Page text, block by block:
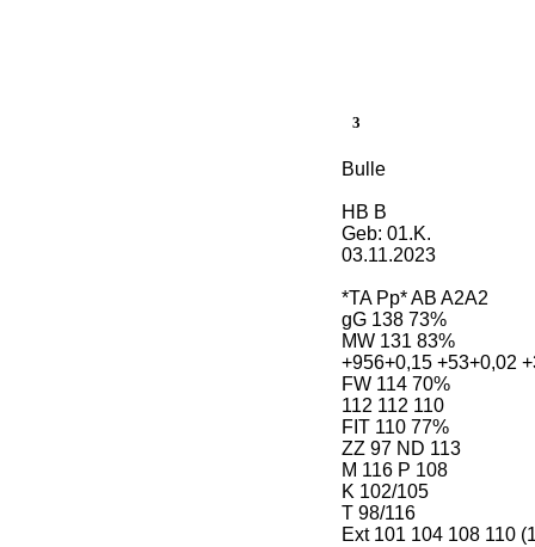
3
Bulle
HB B
Geb: 01.K.
03.11.2023
*TA Pp* AB A2A2
gG 138 73%
MW 131 83%
+956+0,15 +53+0,02
FW 114 70%
112 112 110
FIT 110 77%
ZZ 97 ND 113
M 116 P 108
K 102/105
T 98/116
Ext 101 104 108 110